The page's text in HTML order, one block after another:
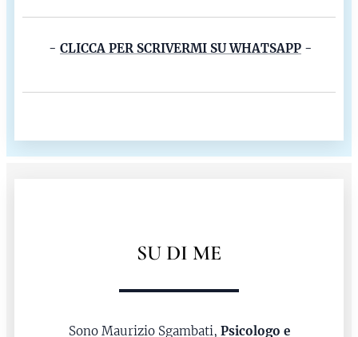
- CLICCA PER SCRIVERMI SU WHATSAPP -
SU DI ME
Sono Maurizio Sgambati, Psicologo e